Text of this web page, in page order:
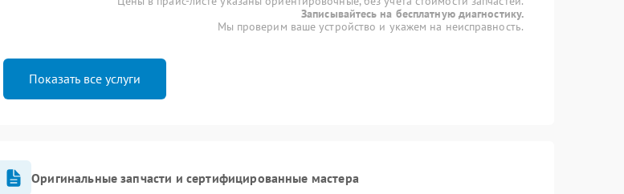
Записывайтесь на бесплатную диагностику.
Мы проверим ваше устройство и укажем на неисправность.
Показать все услуги
Оригинальные запчасти и сертифицированные мастера